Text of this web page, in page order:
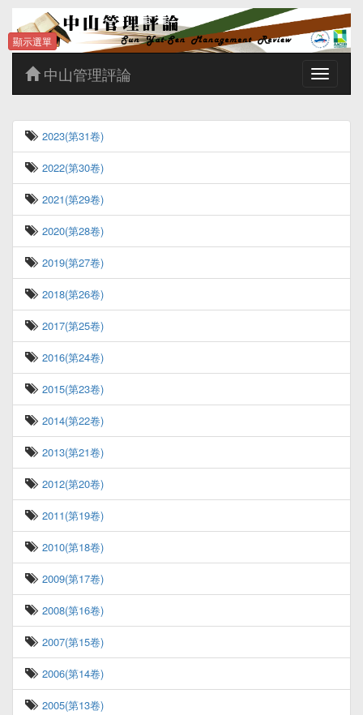
Toggle
中山管理評論
2023(第31卷)
2022(第30卷)
2021(第29卷)
2020(第28卷)
2019(第27卷)
2018(第26卷)
2017(第25卷)
2016(第24卷)
2015(第23卷)
2014(第22卷)
2013(第21卷)
2012(第20卷)
2011(第19卷)
2010(第18卷)
2009(第17卷)
2008(第16卷)
2007(第15卷)
2006(第14卷)
2005(第13卷)
顯示選單